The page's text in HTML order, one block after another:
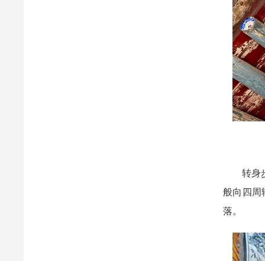
转身步
般向四周
落。